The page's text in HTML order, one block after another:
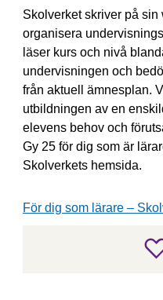
Skolverket skriver på
organisera
läser kurs och nivå
undervisningen och
från aktuell ämnesplan.
utbildningen av en
elevens behov och
Gy 25 för dig som är
Skolverkets hemsida.
För dig som lärare –